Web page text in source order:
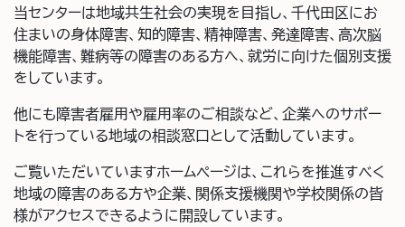
当センターは地域共生社会の実現を目指し、千代田区にお
住まいの身体障害、知的障害、精神障害、発達障害、高次脳
機能障害、難病等の障害のある方へ、就労に向けた個別支援
をしています。
他にも障害者雇用や雇用率のご相談など、企業へのサポー
トを行っている地域の相談窓口として活動しています。
ご覧いただいていますホームページは、これらを推進すべく
地域の障害のある方や企業、関係支援機関や学校関係の皆
様がアクセスできるように開設しています。